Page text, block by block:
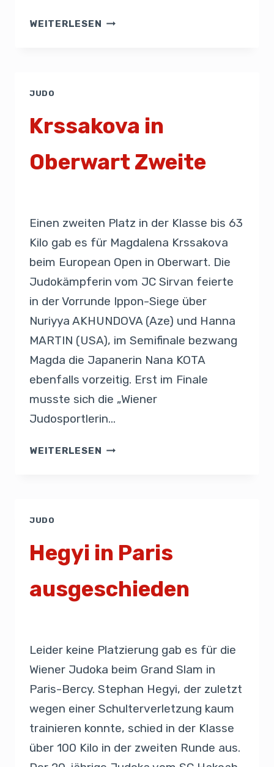
WEITERLESEN
JUDO
Krssakova in
Oberwart Zweite
Einen zweiten Platz in der Klasse bis 63
Kilo gab es für Magdalena Krssakova
beim European Open in Oberwart. Die
Judokämpferin vom JC Sirvan feierte
in der Vorrunde Ippon-Siege über
Nuriyya AKHUNDOVA (Aze) und Hanna
MARTIN (USA), im Semifinale bezwang
Magda die Japanerin Nana KOTA
ebenfalls vorzeitig. Erst im Finale
musste sich die „Wiener
Judosportlerin…
WEITERLESEN
JUDO
Hegyi in Paris
ausgeschieden
Leider keine Platzierung gab es für die
Wiener Judoka beim Grand Slam in
Paris-Bercy. Stephan Hegyi, der zuletzt
wegen einer Schulterverletzung kaum
trainieren konnte, schied in der Klasse
über 100 Kilo in der zweiten Runde aus.